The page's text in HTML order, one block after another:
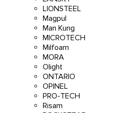
LIONSTEEL
Magpul
Man Kung
MICROTECH
Milfoam
MORA
Olight
ONTARIO
OPINEL
PRO-TECH
Risam